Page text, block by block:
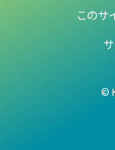
このサ
©